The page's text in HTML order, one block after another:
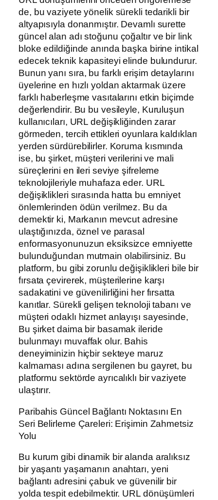
de, bu vaziyete yönelik sürekli tedarikli bir
altyapısıyla donanmıştır. Devamlı surette
güncel alan adı stoğunu çoğaltır ve bir link
bloke edildiğinde anında başka birine intikal
edecek teknik kapasiteyi elinde bulundurur.
Bunun yanı sıra, bu farklı erişim detaylarını
üyelerine en hızlı yoldan aktarmak üzere
farklı haberleşme vasıtalarını etkin biçimde
değerlendirir. Bu bu vesileyle, Kuruluşun
kullanıcıları, URL değişikliğinden zarar
görmeden, tercih ettikleri oyunlara kaldıkları
yerden sürdürebilirler. Koruma kısmında
ise, bu şirket, müşteri verilerini ve mali
süreçlerini en ileri seviye şifreleme
teknolojileriyle muhafaza eder. URL
değişiklikleri sırasında hatta bu emniyet
önlemlerinden ödün verilmez. Bu da
demektir ki, Markanın mevcut adresine
ulaştığınızda, öznel ve parasal
enformasyonunuzun eksiksizce emniyette
bulunduğundan mutmain olabilirsiniz. Bu
platform, bu gibi zorunlu değişiklikleri bile bir
fırsata çevirerek, müşterilerine karşı
sadakatini ve güvenilirliğini her fırsatta
kanıtlar. Sürekli gelişen teknoloji tabanı ve
müşteri odaklı hizmet anlayışı sayesinde,
Bu şirket daima bir basamak ileride
bulunmayı muvaffak olur. Bahis
deneyiminizin hiçbir sekteye maruz
kalmaması adına sergilenen bu gayret, bu
platformu sektörde ayrıcalıklı bir vaziyete
ulaştırır.
Paribahis Güncel Bağlantı Noktasını En
Seri Belirleme Çareleri: Erişimin Zahmetsiz
Yolu
Bu kurum gibi dinamik bir alanda aralıksız
bir yaşantı yaşamanın anahtarı, yeni
bağlantı adresini çabuk ve güvenilir bir
yolda tespit edebilmektir. URL dönüşümleri